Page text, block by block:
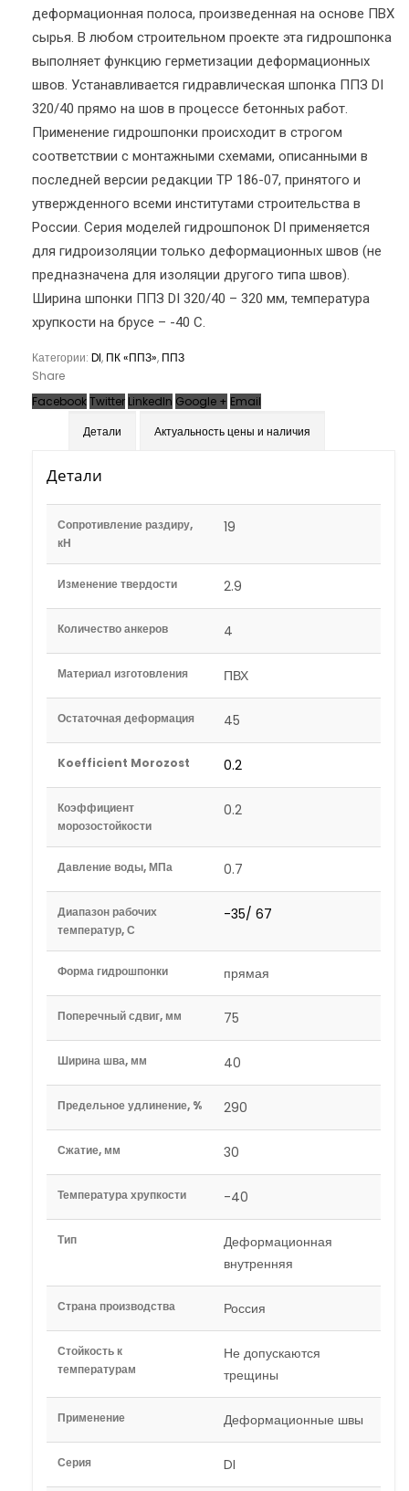
деформационная полоса, произведенная на основе ПВХ
сырья. В любом строительном проекте эта гидрошпонка
выполняет функцию герметизации деформационных
швов. Устанавливается гидравлическая шпонка ППЗ DI
320/40 прямо на шов в процессе бетонных работ.
Применение гидрошпонки происходит в строгом
соответствии с монтажными схемами, описанными в
последней версии редакции ТР 186-07, принятого и
утвержденного всеми институтами строительства в
России. Серия моделей гидрошпонок DI применяется
для гидроизоляции только деформационных швов (не
предназначена для изоляции другого типа швов).
Ширина шпонки ППЗ DI 320/40 – 320 мм, температура
хрупкости на брусе – -40 С.
Категории: DI, ПК «ППЗ», ППЗ
Share
FacebookTwitter LinkedIn Google + Email
Детали
Актуальность цены и наличия
Детали
Сопротивление раздиру,
кН
19
Изменение твердости 2.9
Количество анкеров 4
Материал изготовления ПВХ
Остаточная деформация 45
Koefficient Morozost 0.2
Коэффициент
морозостойкости
0.2
Давление воды, МПа 0.7
Диапазон рабочих
температур, С
-35/ 67
Форма гидрошпонки прямая
Поперечный сдвиг, мм 75
Ширина шва, мм 40
Предельное удлинение, % 290
Сжатие, мм 30
Температура хрупкости -40
Тип
Деформационная
внутренняя
Страна производства Россия
Стойкость к
температурам
Не допускаются
трещины
Применение Деформационные швы
Серия DI